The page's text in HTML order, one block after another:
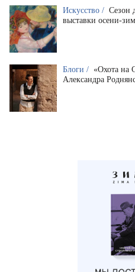
Искусство / Сезон
выставки осени-
Блоги / «Охота на
Александра